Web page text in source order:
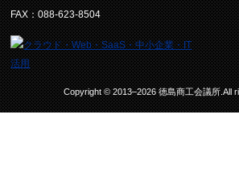
FAX：088-623-8504
Copyright © 2013–2026 徳島商工会議所.All